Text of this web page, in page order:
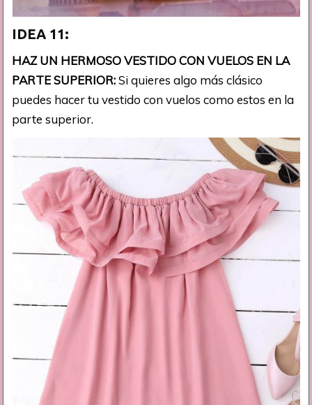
IDEA 11:
HAZ UN HERMOSO VESTIDO CON VUELOS EN LA
PARTE SUPERIOR:Si quieres algo más clásico
puedes hacer tu vestido con vuelos como estos en la
parte superior.